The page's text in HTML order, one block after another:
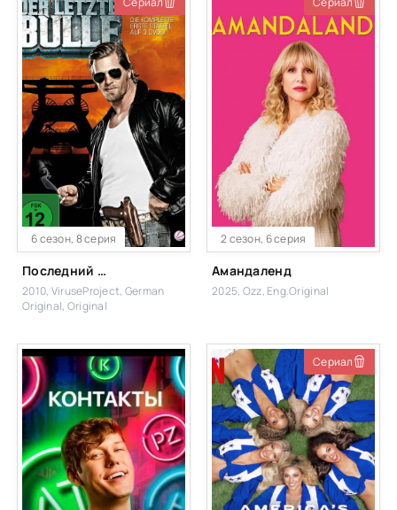
6 сезон, 8 серия
Последний бык
2010, ViruseProject, German
Original, Original
2 сезон, 6 серия
Амандаленд
2025, Ozz, Eng.Original
Сериал